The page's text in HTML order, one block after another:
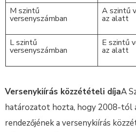
M szintű
versenyszámban
A szintű
az alatt
L szintű
versenyszámban
E szintű
az alatt
Versenykiírás közzétételi díjaA
határozatot hozta, hogy 2008-tól
rendezőjének a versenykiírás